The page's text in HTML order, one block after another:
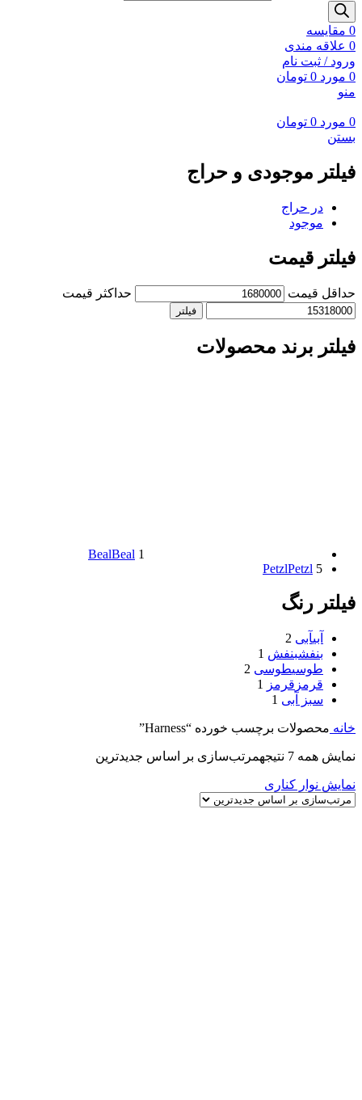
0 مقايسه
0 علاقه مندی
ورود / ثبت نام
0 مورد 0 تومان
منو
0 مورد 0 تومان
بستن
فیلتر موجودی و حراج
در حراج
موجود
فیلتر قیمت
حداقل قیمت حداکثر قیمت
فیلتر
فیلتر برند محصولات
BealBeal 1
PetzlPetzl 5
فیلتر رنگ
آبیآبی 2
بنفشبنفش 1
طوسیطوسی 2
قرمز قرمز
1
سبز آبی 1
خانه محصولات برچسب خورده “Harness”
نمایش همه 7 نتیجه مرتب‌سازی بر اساس جدیدترین
نمایش نوار کناری